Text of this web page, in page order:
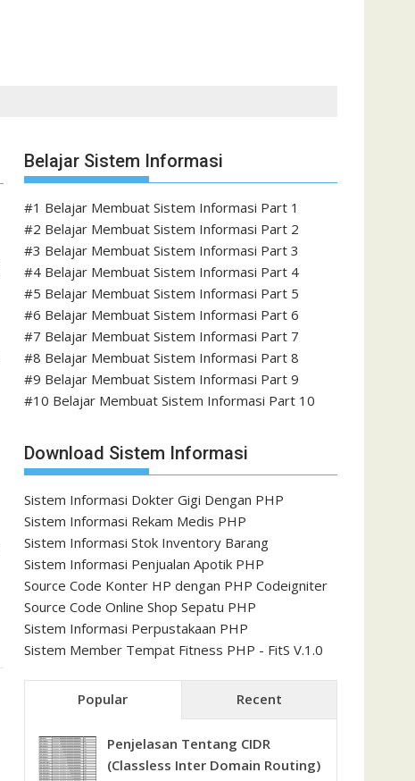
Belajar Sistem Informasi
#1 Belajar Membuat Sistem Informasi Part 1
#2 Belajar Membuat Sistem Informasi Part 2
#3 Belajar Membuat Sistem Informasi Part 3
#4 Belajar Membuat Sistem Informasi Part 4
#5 Belajar Membuat Sistem Informasi Part 5
#6 Belajar Membuat Sistem Informasi Part 6
#7 Belajar Membuat Sistem Informasi Part 7
#8 Belajar Membuat Sistem Informasi Part 8
#9 Belajar Membuat Sistem Informasi Part 9
#10 Belajar Membuat Sistem Informasi Part 10
Download Sistem Informasi
Sistem Informasi Dokter Gigi Dengan PHP
Sistem Informasi Rekam Medis PHP
Sistem Informasi Stok Inventory Barang
Sistem Informasi Penjualan Apotik PHP
Source Code Konter HP dengan PHP Codeigniter
Source Code Online Shop Sepatu PHP
Sistem Informasi Perpustakaan PHP
Sistem Member Tempat Fitness PHP - FitS V.1.0
Popular Recent
Penjelasan Tentang CIDR
(Classless Inter Domain Routing)